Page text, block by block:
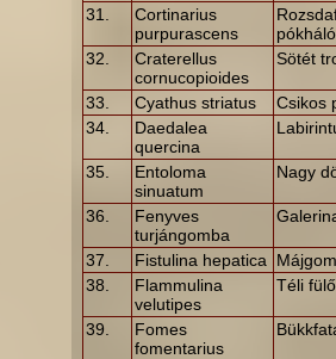
31.
Cortinarius
purpurascens
32.
Craterellus
cornucopioides
Sötét
33. Cyathus striatus
Csikos
34.
Daedalea
quercina
35.
Entoloma
sinuatum
Nagy
36.
Fenyves
turjángomba
37. Fistulina hepatica
38.
Flammulina
velutipes
Téli
39.
Fomes
fomentarius